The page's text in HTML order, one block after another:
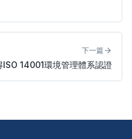
下一篇
ISO 14001環境管理體系認證